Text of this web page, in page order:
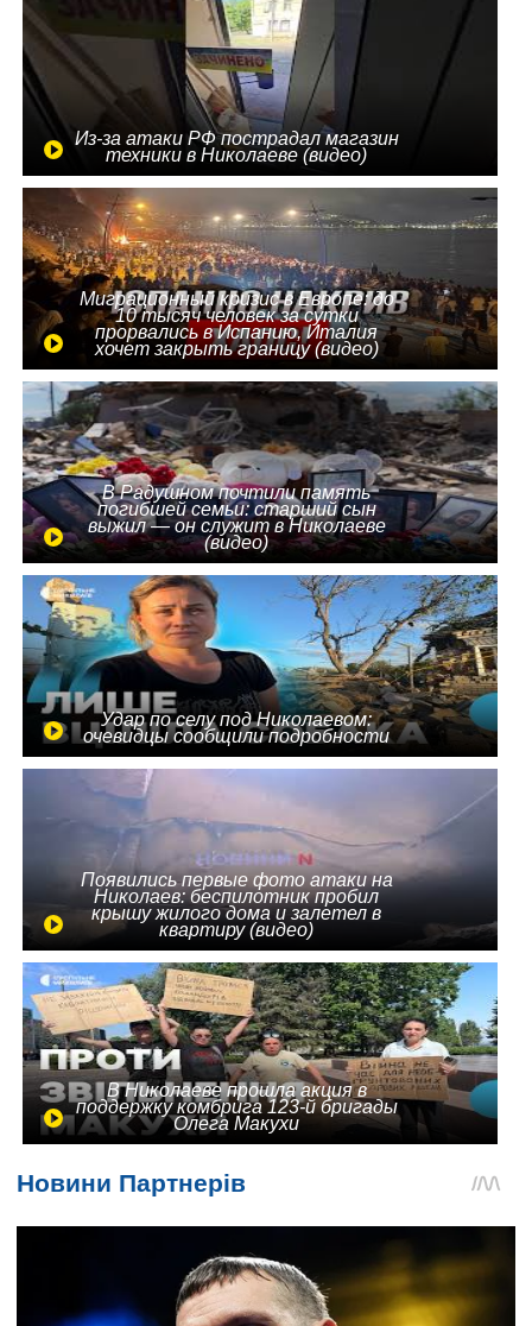
Из-за атаки РФ пострадал магазин
техники в Николаеве (видео)
Миграционный кризис в Европе: до
10 тысяч человек за сутки
прорвались в Испанию, Италия
хочет закрыть границу (видео)
В Радушном почтили память
погибшей семьи: старший сын
выжил — он служит в Николаеве
(видео)
Удар по селу под Николаевом:
очевидцы сообщили подробности
Появились первые фото атаки на
Николаев: беспилотник пробил
крышу жилого дома и залетел в
квартиру (видео)
В Николаеве прошла акция в
поддержку комбрига 123-й бригады
Олега Макухи